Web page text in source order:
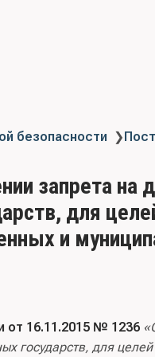
безопасности ❯
запрета на
для
и
от 16.11.2015 № 1236
государств, для